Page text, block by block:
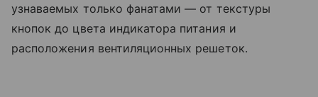
узнаваемых только фанатами — от текстуры
кнопок до цвета индикатора питания и
расположения вентиляционных решеток.